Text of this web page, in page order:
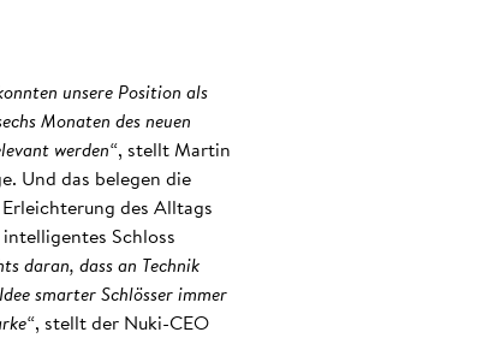
unsere Position als
Monaten des neuen
werden“, stellt Martin
Und das belegen die
des Alltags
Schloss
daran, dass an Technik
smarter Schlösser immer
, stellt der Nuki-CEO